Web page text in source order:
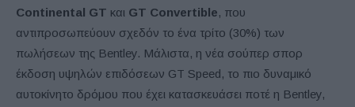
Continental GT και GT Convertible, που
αντιπροσωπεύουν σχεδόν το ένα τρίτο (30%) των
πωλήσεων της Bentley. Μάλιστα, η νέα σούπερ σπορ
έκδοση υψηλών επιδόσεων GT Speed, ​​το πιο δυναμικό
αυτοκίνητο δρόμου που έχει κατασκευάσει ποτέ η Bentley,